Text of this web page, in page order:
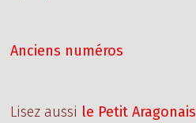
Anciens numéros
Lisez aussi le Petit Aragonais